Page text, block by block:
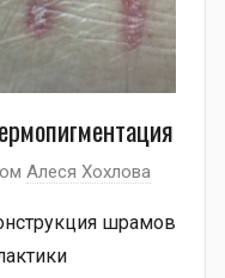
Алеся Хохлова
шрамов